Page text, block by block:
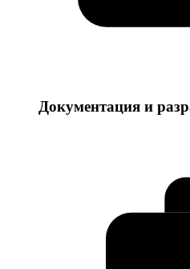
Документация и